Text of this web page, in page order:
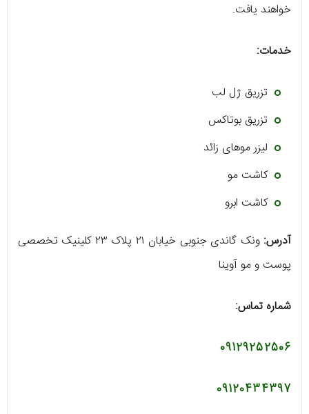
خواهند یافت.
خدمات:
تزریق ژل لب
تزریق بوتاکس
لیزر موهای زائد
کاشت مو
کاشت ابرو
آدرس:
ونک گاندی جنوبی خیابان ۲۱ پلاک ۲۳ کلینیک تخصصی
پوست و مو آوینا
شماره تماس:
09129252506
09120434397